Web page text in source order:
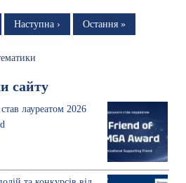
Наступна
Наступна ›
Остання
Остання »
сайту
лауреатом 2026